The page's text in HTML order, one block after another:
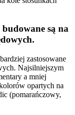
są na
zastosowane
Najsilniejszym
a mniej
opartych na
(pomarańczowy,